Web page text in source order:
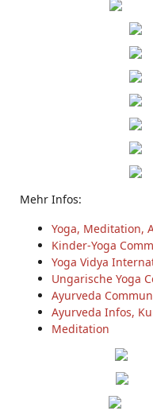
Mehr Infos:
Yoga, Meditation,
Kinder-Yoga
Yoga Vidya
Ungarische Yoga
Ayurveda
Ayurveda Infos,
Meditation